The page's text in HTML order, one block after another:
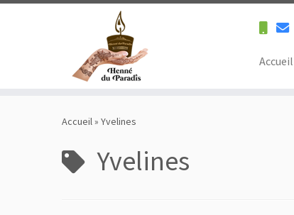
Accueil
Accueil» Yvelines
Yvelines